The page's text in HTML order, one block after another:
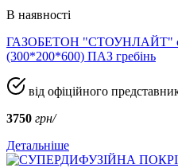
В наявності
ГАЗОБЕТОН "СТОУНЛАЙТ"
(300*200*600) ПАЗ гребінь
від офіційного
3750 грн/
Детальніше